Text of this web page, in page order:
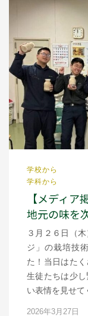
学校から
学科から
【メディア
地元の味を
３月２６日（
ジ」の栽培技
た！当日はた
生徒たちは少
い表情を見せて
2026年3月27日